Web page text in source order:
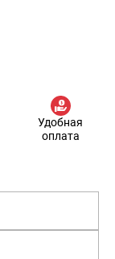
Удобная
оплата